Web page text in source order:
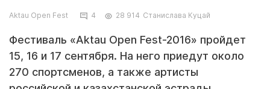
Aktau Open Fest 4 28 914 Станислава Куцай
Фестиваль «Aktau Open Fest-2016» пройдет
15, 16 и 17 сентября. На него приедут около
270 спортсменов, а также артисты